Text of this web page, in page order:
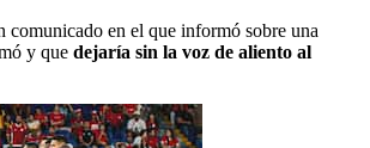
comunicado en el que informó sobre una
y que dejaría sin la voz de aliento al